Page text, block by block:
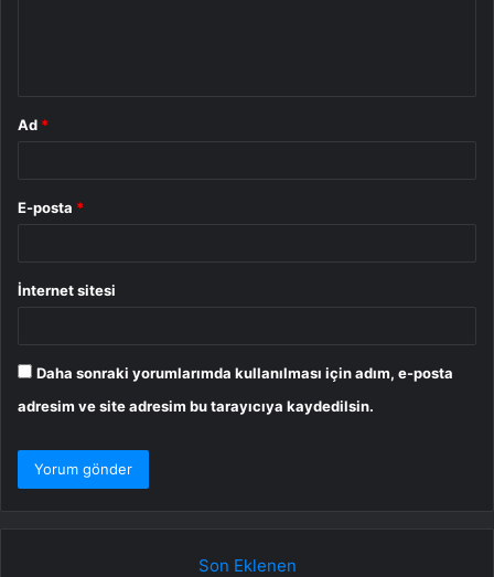
Ad *
E-posta *
İnternet sitesi
Daha sonraki yorumlarımda kullanılması için adım, e-posta
adresim ve site adresim bu tarayıcıya kaydedilsin.
Son Eklenen